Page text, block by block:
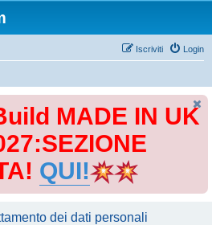
Login
Iscriviti
MADE IN UK
QUI!
dei dati personali